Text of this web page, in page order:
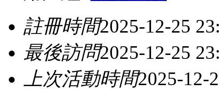
註冊時間2025-12-25
最後訪問2025-12-25
上次活動時間2025-12-